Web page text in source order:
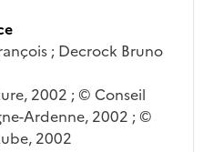
; Decrock Bruno
2002 ; © Conseil
Ardenne, 2002 ; ©
2002